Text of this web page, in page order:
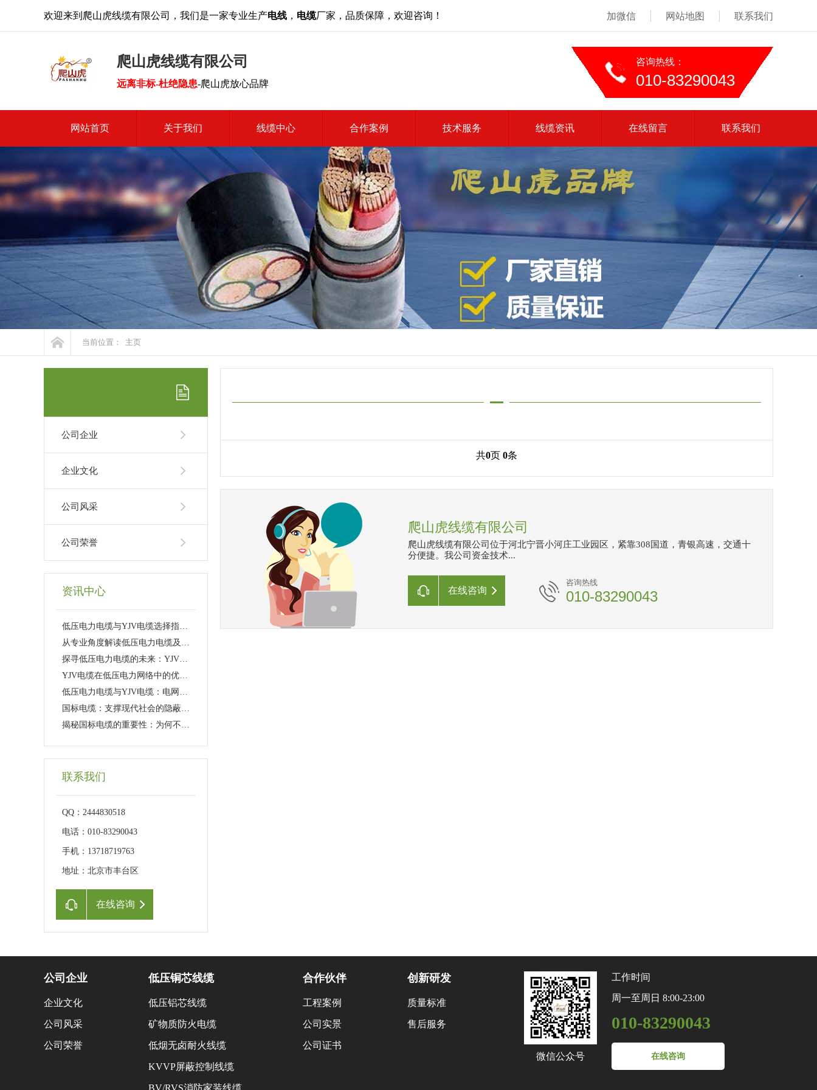
欢迎来到爬山虎线缆有限公司，我们是一家专业生产电线 ， 电缆厂家，品质保障，欢迎咨询！ 加微信 网站地图 联系我们
爬山虎线缆有限公司
远离非标-杜绝隐患-爬山虎放心品牌
咨询热线：
010-83290043
网站首页 关于我们 线缆中心 合作案例 技术服务 线缆资讯 在线留言 联系我们
当前位置： 主页
公司企业
企业文化
公司风采
公司荣誉
资讯中心
低压电力电缆与YJV电缆选择指南：工程应用与日常维护
从专业角度解读低压电力电缆及YJV电缆的性能特点
探寻低压电力电缆的未来：YJV电缆的新技术革新
YJV电缆在低压电力网络中的优势与挑战
低压电力电缆与YJV电缆：电网传输的幕后英雄
国标电缆：支撑现代社会的隐蔽力量
揭秘国标电缆的重要性：为何不可或缺?
联系我们
QQ：2444830518
电话：010-83290043
手机：13718719763
地址：北京市丰台区
在线咨询
共0页 0条
爬山虎线缆有限公司
爬山虎线缆有限公司位于河北宁晋小河庄工业园区，紧靠308国道，青银高速，交通十
分便捷。我公司资金技术...
在线咨询
咨询热线
010-83290043
公司企业
企业文化
公司风采
公司荣誉
低压铜芯线缆
低压铝芯线缆
矿物质防火电缆
低烟无卤耐火线缆
KVVP屏蔽控制线缆
BV/RVS消防家装线缆
合作伙伴
工程案例
公司实景
公司证书
创新研发
质量标准
售后服务
微信公众号
工作时间
周一至周日 8:00-23:00
010-83290043
在线咨询